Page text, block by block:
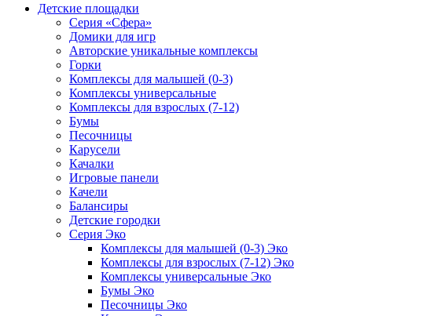
Детские площадки
Серия «Сфера»
Домики для игр
Авторские уникальные комплексы
Горки
Комплексы для малышей (0-3)
Комплексы универсальные
Комплексы для взрослых (7-12)
Бумы
Песочницы
Карусели
Качалки
Игровые панели
Качели
Балансиры
Детские городки
Серия Эко
Комплексы для малышей (0-3) Эко
Комплексы для взрослых (7-12) Эко
Комплексы универсальные Эко
Бумы Эко
Песочницы Эко